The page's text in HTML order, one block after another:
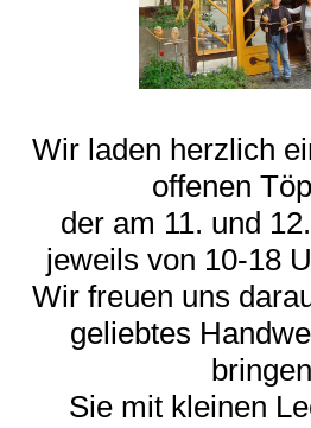
Wir laden herzlich
offenen
der am 11. und
jeweils von 10-18
Wir freuen uns
geliebtes
Sie mit kleinen